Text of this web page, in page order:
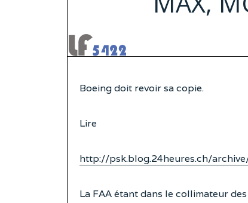
Boeing doit revoir sa copie.
Lire
http://psk.blog.24heures.ch/
La FAA étant dans le collimateur